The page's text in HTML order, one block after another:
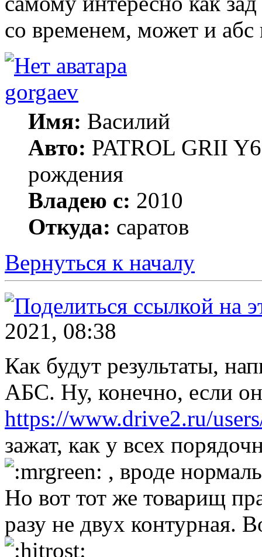
со временем, может и абс
gorgaev
Имя: Василий
Авто: PATROL GRII
рождения
Владею с: 2010
Откуда: саратов
Вернуться к началу
2021, 08:38
Как будут результаты,
АБС. Ну, конечно, если
https://www.drive2.ru/
зажат, как у всех
, вроде
Но вот тот же товарищ
разу не двух контурная.